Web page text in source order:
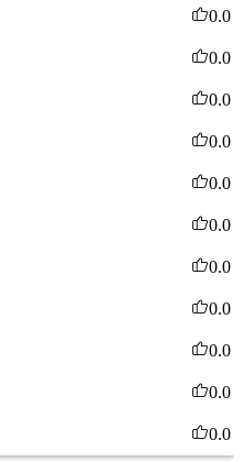
0.0
0.0
0.0
0.0
0.0
0.0
0.0
0.0
0.0
0.0
0.0